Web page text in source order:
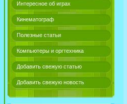
Интересное об играх
Кинематограф
Полезные статьи
Компьютеры и оргтехника
Добавить свежую статью
Добавить свежую новость